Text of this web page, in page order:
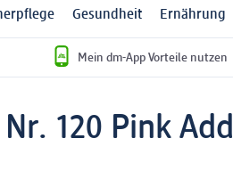
Gesundheit Ernährung
Mein dm-App Vorteile nutzen
120 Pink